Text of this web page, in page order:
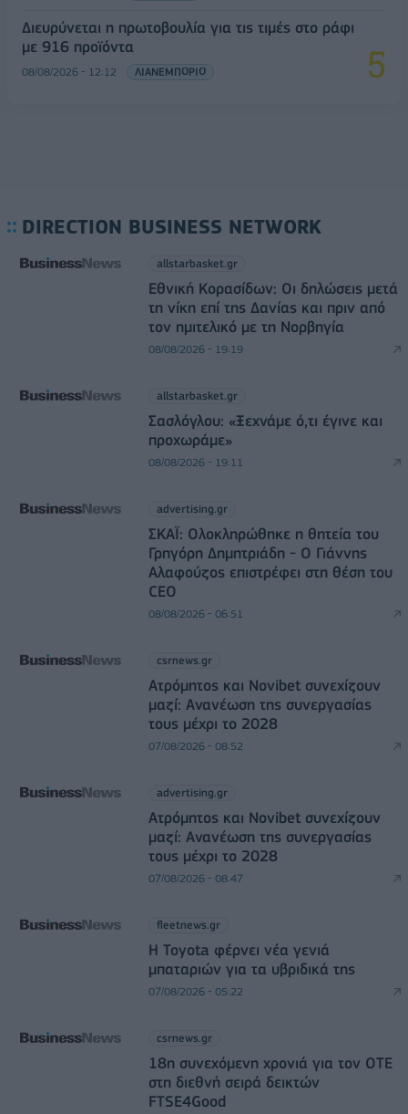
Διευρύνεται η πρωτοβουλία για τις τιμές στο ράφι
με 916 προϊόντα
08/08/2026 - 12:12 ΛΙΑΝΕΜΠΟΡΙΟ
DIRECTION BUSINESS NETWORK
allstarbasket.gr
Εθνική Κορασίδων: Οι δηλώσεις μετά
τη νίκη επί της Δανίας και πριν από
τον ημιτελικό με τη Νορβηγία
08/08/2026 - 19:19
allstarbasket.gr
Σασλόγλου: «Ξεχνάμε ό,τι έγινε και
προχωράμε»
08/08/2026 - 19:11
advertising.gr
ΣΚΑΪ: Ολοκληρώθηκε η θητεία του
Γρηγόρη Δημητριάδη - Ο Γιάννης
Αλαφούζος επιστρέφει στη θέση του
CEO
08/08/2026 - 06:51
csrnews.gr
Ατρόμητος και Novibet συνεχίζουν
μαζί: Ανανέωση της συνεργασίας
τους μέχρι το 2028
07/08/2026 - 08:52
advertising.gr
Ατρόμητος και Novibet συνεχίζουν
μαζί: Ανανέωση της συνεργασίας
τους μέχρι το 2028
07/08/2026 - 08:47
fleetnews.gr
Η Toyota φέρνει νέα γενιά
μπαταριών για τα υβριδικά της
07/08/2026 - 05:22
csrnews.gr
18η συνεχόμενη χρονιά για τον ΟΤΕ
στη διεθνή σειρά δεικτών
FTSE4Good